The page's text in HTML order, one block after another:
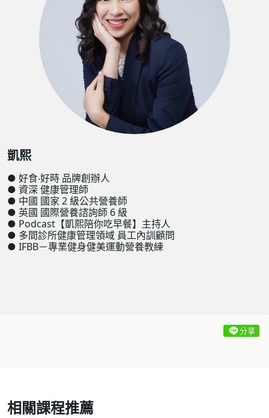
凱熙
● 好食‧好時 品牌創辦人
● 資深 健康管理師
● 中國 國家 2 級公共營養師
● 英國 國際營養諮詢師 6 級
● Podcast【凱熙陪你吃早餐】主持人
● 多間診所健康管理領域 員工內訓顧問
● IFBB－專業健身健美運動營養教練
分享
相關課程推薦